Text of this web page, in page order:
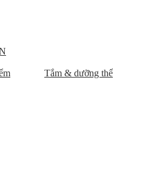
Tắm & dưỡng thể